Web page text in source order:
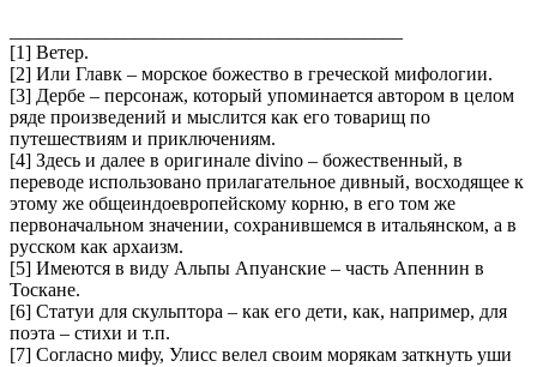
[1] Ветер.
[2] Или Главк – морское божество в греческой мифологии.
[3] Дербе – персонаж, который упоминается автором в целом
ряде произведений и мыслится как его товарищ по
путешествиям и приключениям.
[4] Здесь и далее в оригинале divino – божественный, в
переводе использовано прилагательное дивный, восходящее к
этому же общеиндоевропейскому корню, в его том же
первоначальном значении, сохранившемся в итальянском, а в
русском как архаизм.
[5] Имеются в виду Альпы Апуанские – часть Апеннин в
Тоскане.
[6] Статуи для скульптора – как его дети, как, например, для
поэта – стихи и т.п.
[7] Согласно мифу, Улисс велел своим морякам заткнуть уши